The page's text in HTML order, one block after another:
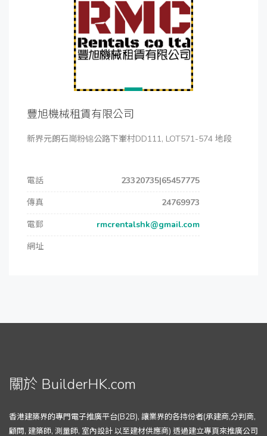
豐旭機械租賃有限公司
新界元朗石崗粉锦公路下輋村DD111, LOT571-574 地段
電話
23320735|65457775
傳真
24769973
電郵
rmcrentalshk@gmail.com
網址
關於 BuilderHK.com
香港建築界的專門電子推廣平台(B2B), 讓業界的各持份者(承建商,分判商,
顧問, 建築師, 測量師, 室內設計 以至建材供應商) 透過建立專頁來推廣公司